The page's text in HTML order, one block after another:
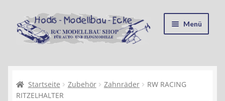
Zur
Navigation
springen
Zum
Inhalt
springen
Menü
KasseStartseite Zubehör Zahnräder
RW RACING
RITZELHALTER